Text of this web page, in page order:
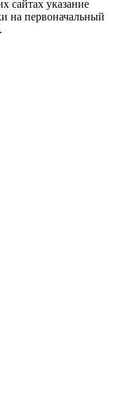
сайтах указание
на первоначальный